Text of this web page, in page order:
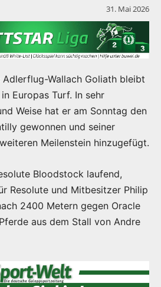
31. Mai 2026
Adlerflug-Wallach Goliath bleibt
Europas Turf. In sehr
Weise hat er am Sonntag den
gewonnen und seiner
Meilenstein hinzugefügt.
Bloodstock laufend,
Resolute und Mitbesitzer Philip
2400 Metern gegen Oracle
aus dem Stall von Andre